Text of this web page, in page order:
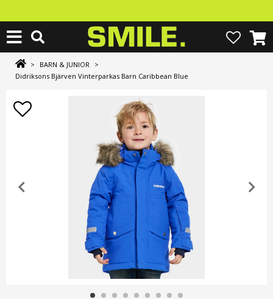
> BARN & JUNIOR >
Didriksons Bjärven Vinterparkas Barn Caribbean Blue